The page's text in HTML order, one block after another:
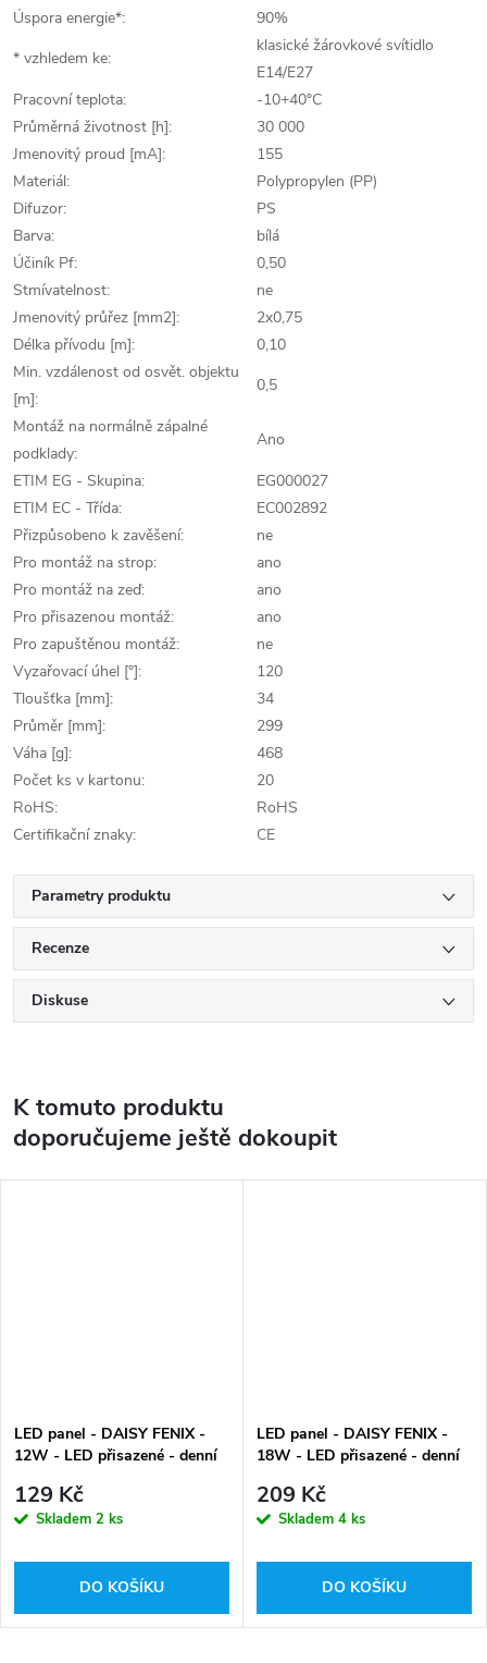
Úspora energie*:
90%
* vzhledem ke:
klasické žárovkové svítidlo
E14/E27
Pracovní teplota:
-10+40°C
Průměrná životnost [h]:
30 000
Jmenovitý proud [mA]:
155
Materiál:
Polypropylen (PP)
Difuzor:
PS
Barva:
bílá
Účiník Pf:
0,50
Stmívatelnost:
ne
Jmenovitý průřez [mm2]:
2x0,75
Délka přívodu [m]:
0,10
Min. vzdálenost od osvět. objektu
[m]:
0,5
Montáž na normálně zápalné
podklady:
Ano
ETIM EG - Skupina:
EG000027
ETIM EC - Třída:
EC002892
Přizpůsobeno k zavěšení:
ne
Pro montáž na strop:
ano
Pro montáž na zeď:
ano
Pro přisazenou montáž:
ano
Pro zapuštěnou montáž:
ne
Vyzařovací úhel [°]:
120
Tloušťka [mm]:
34
Průměr [mm]:
299
Váha [g]:
468
Počet ks v kartonu:
20
RoHS:
RoHS
Certifikační znaky:
CE
Parametry produktu
Recenze
Diskuse
K tomuto produktu
doporučujeme ještě dokoupit
LED panel - DAISY FENIX -
12W - LED přisazené - denní
129 Kč
Skladem 2 ks
DO KOŠÍKU
LED panel - DAISY FENIX -
18W - LED přisazené - denní
209 Kč
Skladem 4 ks
DO KOŠÍKU